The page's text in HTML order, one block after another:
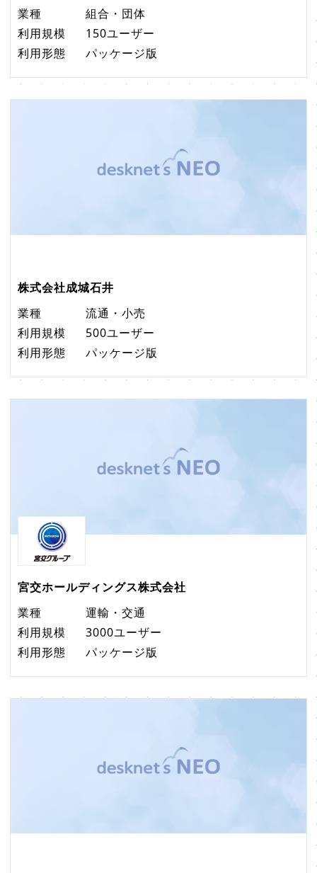
業種
組合・団体
利用規模
150ユーザー
利用形態
パッケージ版
株式会社成城石井
業種
流通・小売
利用規模
500ユーザー
利用形態
パッケージ版
宮交ホールディングス株式会社
業種
運輸・交通
利用規模
3000ユーザー
利用形態
パッケージ版